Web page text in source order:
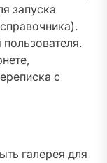
запуска
с
галерея для